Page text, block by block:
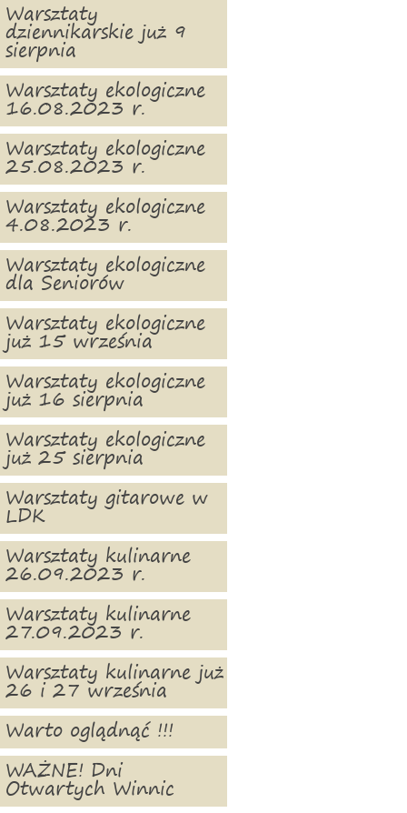
Warsztaty
dziennikarskie już 9
sierpnia
Warsztaty ekologiczne
16.08.2023 r.
Warsztaty ekologiczne
25.08.2023 r.
Warsztaty ekologiczne
4.08.2023 r.
Warsztaty ekologiczne
dla Seniorów
Warsztaty ekologiczne
już 15 września
Warsztaty ekologiczne
już 16 sierpnia
Warsztaty ekologiczne
już 25 sierpnia
Warsztaty gitarowe w
LDK
Warsztaty kulinarne
26.09.2023 r.
Warsztaty kulinarne
27.09.2023 r.
Warsztaty kulinarne już
26 i 27 września
Warto oglądnąć !!!
WAŻNE! Dni
Otwartych Winnic